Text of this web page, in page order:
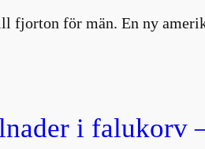
fjorton för män. En ny
i falukorv